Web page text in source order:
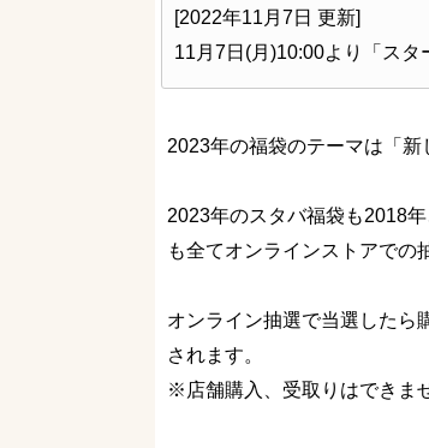
[2022年11月7日 更新]
11月7日(月)10:00より「スタ
2023年の福袋のテーマは「新
2023年のスタバ福袋も2018
も全てオンラインストアでの
オンライン抽選で当選したら
されます。
※店舗購入、受取りはできま